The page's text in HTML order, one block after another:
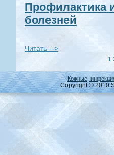
Пpoфилактикa
болезней
Читать -->
1
Кожные,
Copyright © 2010